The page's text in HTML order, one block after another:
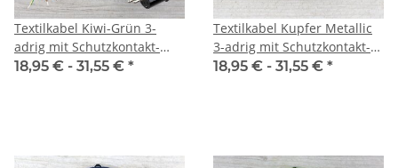
Textilkabel Kiwi-Grün 3-
adrig mit Schutzkontakt-
Winkelstecker
18,95 € - 31,55 € *
Textilkabel Kupfer Metallic
3-adrig mit Schutzkontakt-
Winkelstecker
18,95 € - 31,55 € *